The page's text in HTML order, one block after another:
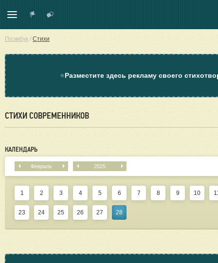
Поэмбук / Стихи
⭐Разместите здесь рекламу своего
СТИХИ СОВРЕМЕННИКОВ
КАЛЕНДАРЬ
Февраль 2025
1 2 3 4 5 6 7 8 9 10
23 24 25 26 27 28